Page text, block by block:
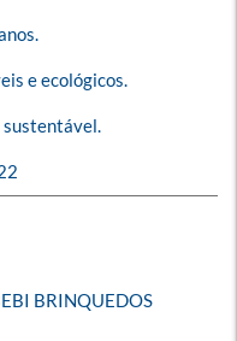
e ecológicos.
sustentável.
BRINQUEDOS